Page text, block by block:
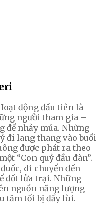
động đầu tiên là
người tham gia –
để nhảy múa. Những
đi lang thang vào buổi
được phát ra theo
“Con quỷ đầu đàn”.
di chuyển đến
đốt lửa trại. Những
nguồn năng lượng
tăm tối bị đẩy lùi.